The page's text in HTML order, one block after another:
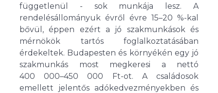
függetlenül - sok munkája lesz. A
rendelésállományuk évről évre 15–20 %-kal
bővül, éppen ezért a jó szakmunkások és
mérnökök tartós foglalkoztatásában
érdekeltek. Budapesten és környékén egy jó
szakmunkás most megkeresi a nettó
400 000–450 000 Ft-ot. A családosok
emellett jelentős adókedvezményekben és